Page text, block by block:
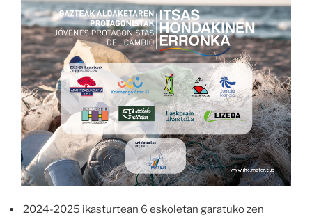
2024-2025 ikasturtean 6 eskoletan garatuko zen